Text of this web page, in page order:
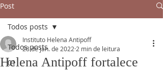
Post
Todos posts
01
Todos posts
Helena Antipoff fortalece
Instituto Helena Antipoff
28 de jan. de 2022 2 min de leitura